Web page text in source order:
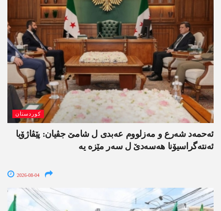
کوردستان
ئەحمەد شەرع و مەزلووم عەبدی ل شامێ جڤیان: پێڤاژۆیا
ئەنتەگراسیۆنا ھەسەدێ ل سەر مێزە یە
2026-08-04